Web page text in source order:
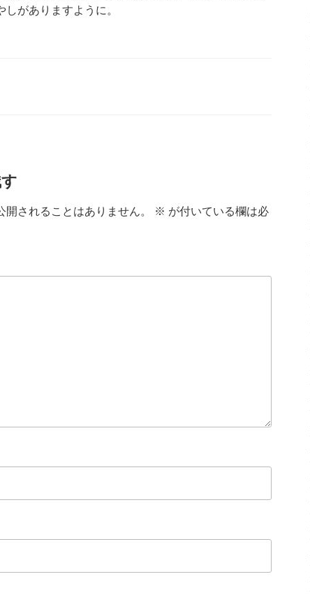
がありますように。
開されることはありません。 ※ が付いている欄は必